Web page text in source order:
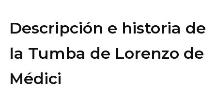
Descripción e historia de
la Tumba de Lorenzo de
Médici